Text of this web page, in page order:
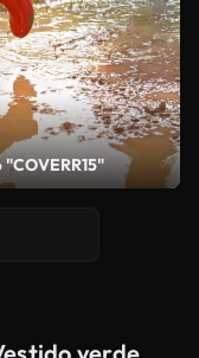
"COVERR15"